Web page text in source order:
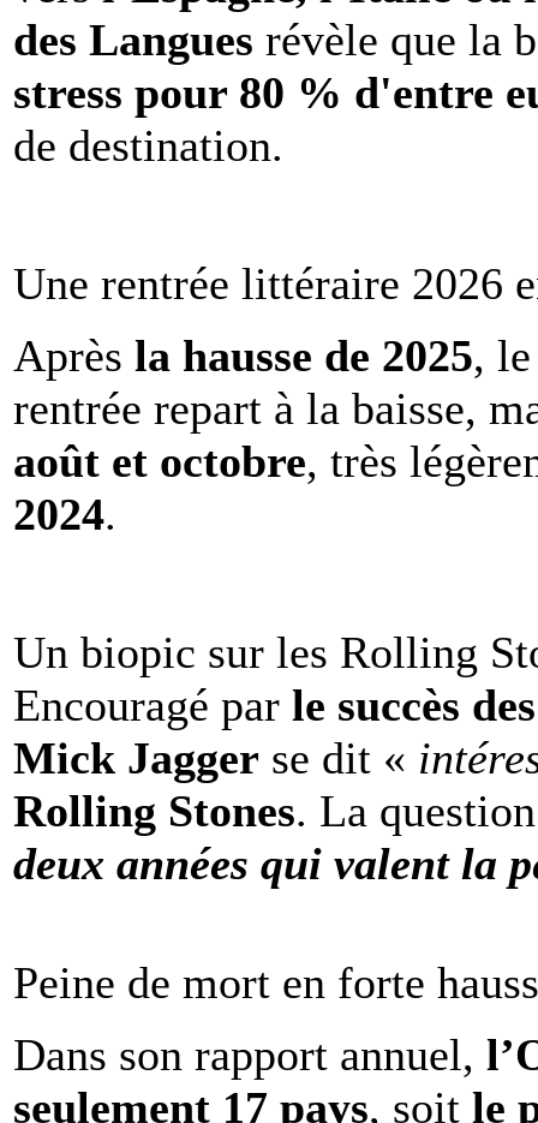
des Langues révèle que la
stress pour 80 % d'entre
de destination.
Une rentrée littéraire 2026
Après la hausse de 2025,
rentrée repart à la baisse,
août et octobre, très
2024.
Un biopic sur les Rolling
Encouragé par le succès
Mick Jagger se dit «
Rolling Stones. La
deux années qui valent la
Peine de mort en forte
Dans son rapport annuel,
seulement 17 pays, soit le